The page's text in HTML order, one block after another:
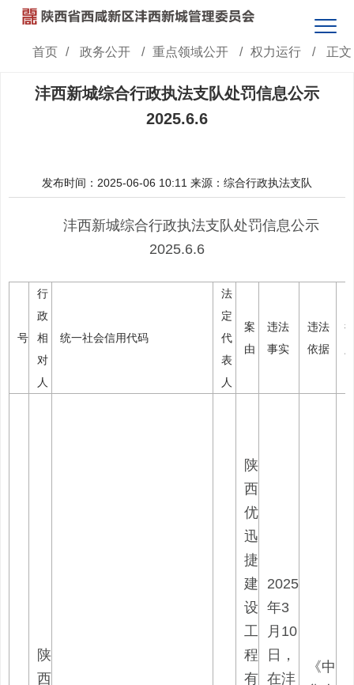
首页 / 政务公开 / 重点领域公开 / 权力运行 / 正文
沣西新城综合行政执法支队处罚信息公示
2025.6.6
发布时间：2025-06-06 10:11 来源：综合行政执法支队
沣西新城综合行政执法支队处罚信息公示
2025.6.6
号
行
政
相
对
人
统一社会信用代码
法
定
代
表
人
案
由
违法
事实
违法
依据
陕
西
陕
西
优
迅
捷
建
设
工
程
有
2025
年3
月10
日，
在沣
《中